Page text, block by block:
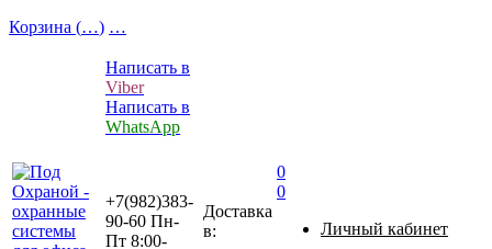
Корзина (…) …
Написать в
Viber
Написать в
WhatsApp
+7(982)383-
90-60 Пн-
Пт 8:00-
Доставка
в:
0
0
Личный кабинет